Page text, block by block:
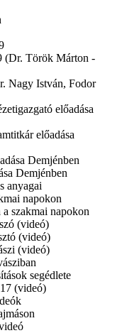
(Dr. Török Márton -
Nagy István, Fodor
előadása
előadása
Demjénben
Demjénben
anyagai
napokon
szakmai napokon
(videó)
(videó)
(videó)
segédlete
(videó)